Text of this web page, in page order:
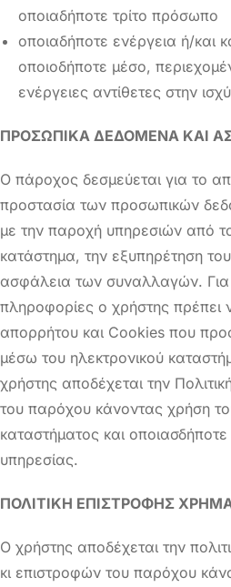
οποιαδήποτε τρίτο πρόσωπο
οποιαδήποτε ενέργεια ή/και
οποιοδήποτε μέσο,
ενέργειες αντίθετες στην
ΠΡΟΣΩΠΙΚΑ ΔΕΔΟΜΕΝΑ ΚΑΙ
Ο πάροχος δεσμεύεται για το
προστασία των προσωπικών
με την παροχή υπηρεσιών από
κατάστημα, την εξυπηρέτηση
ασφάλεια των συναλλαγών. Για
πληροφορίες ο χρήστης πρέπει
απορρήτου και Cookies που
μέσω του ηλεκτρονικού
χρήστης αποδέχεται την
του παρόχου κάνοντας χρήση
καταστήματος και
υπηρεσίας.
ΠΟΛΙΤΙΚΗ ΕΠΙΣΤΡΟΦΗΣ
Ο χρήστης αποδέχεται την
κι επιστροφών του παρόχου